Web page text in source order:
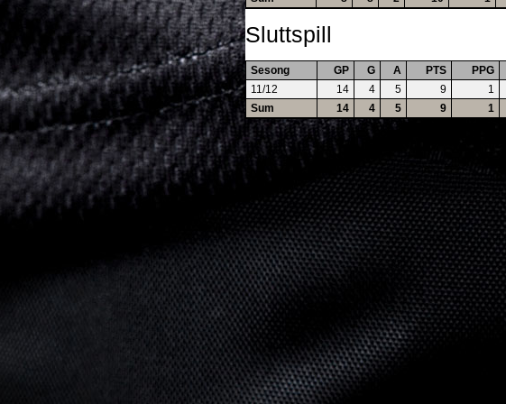
Sluttspill
Sesong GP G A PTS PPG
11/12
14 4 5 9 1
Sum
14 4 5 9 1